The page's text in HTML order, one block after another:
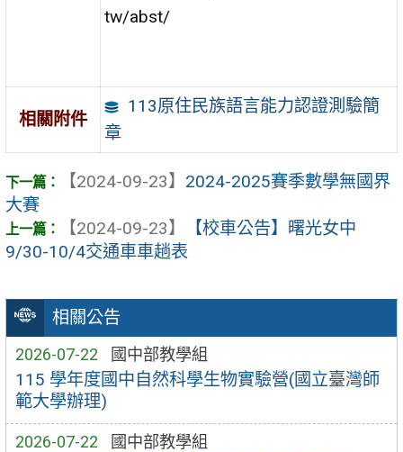
相關公告
2026-07-22 國中部教學組
115 學年度國中自然科學生物實驗營(國立臺灣師
範大學辦理)
2026-07-22 國中部教學組
tw/abst/
相關附件
113原住民族語言能力認證測驗簡
章
【2024-09-23】 2024-2025賽季數學無國界
大賽
【2024-09-23】
【校車公告】曙光女中
9/30-10/4交通車車趟表